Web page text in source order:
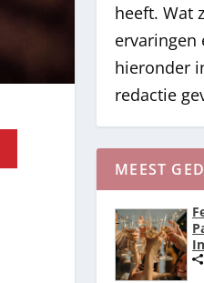
heeft. Wat
ervaringen
hieronder
redactie
MEEST